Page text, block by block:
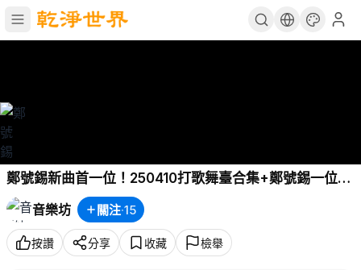
鄭號錫新曲首一位！250410打歌舞臺合集+鄭號錫一位受
賞 P4 - 大聲Us Before
音樂坊
關注·15
按讚 分享 收藏 檢舉